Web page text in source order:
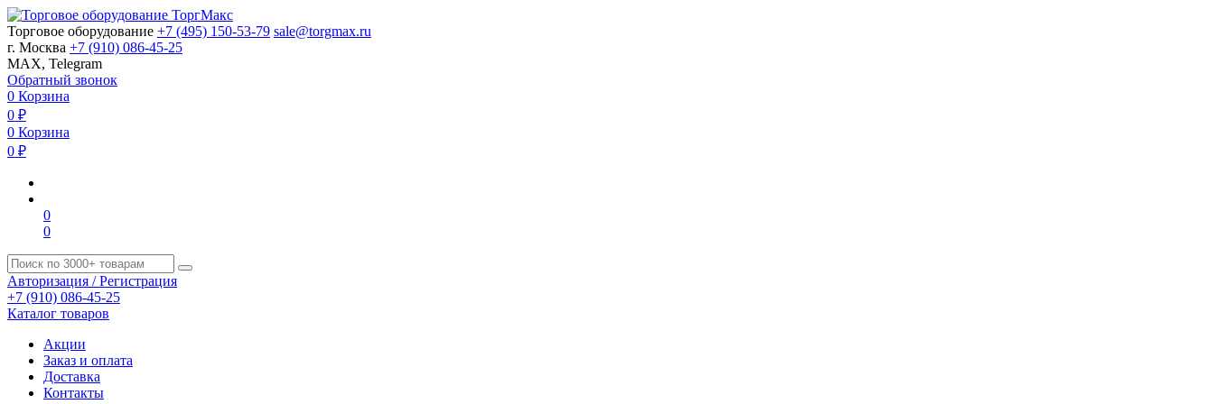
Торговое оборудование +7 (495) 150-53-79 sale@torgmax.ru
г. Москва +7 (910) 086-45-25
MAX, Telegram
Обратный звонок
0 Корзина
0 ₽
0 Корзина
0 ₽
0
0
Авторизация / Регистрация
+7 (910) 086-45-25
Каталог товаров
Акции
Заказ и оплата
Доставка
Контакты